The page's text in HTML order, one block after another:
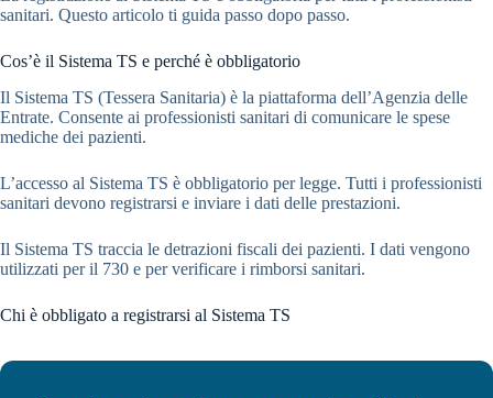
sanitari. Questo articolo ti guida passo dopo passo.
Cos’è il Sistema TS e perché è obbligatorio
Il Sistema TS (Tessera Sanitaria) è la piattaforma dell’Agenzia delle
Entrate. Consente ai professionisti sanitari di comunicare le spese
mediche dei pazienti.
L’accesso al Sistema TS è obbligatorio per legge. Tutti i professionisti
sanitari devono registrarsi e inviare i dati delle prestazioni.
Il Sistema TS traccia le detrazioni fiscali dei pazienti. I dati vengono
utilizzati per il 730 e per verificare i rimborsi sanitari.
Chi è obbligato a registrarsi al Sistema TS